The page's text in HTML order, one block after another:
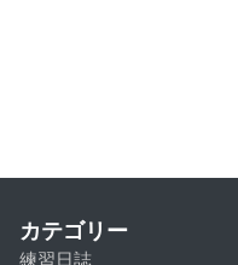
カテゴリー
練習日誌